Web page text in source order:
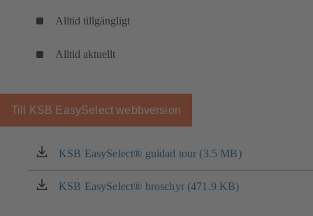
Alltid tillgängligt
Alltid aktuellt
Till KSB EasySelect webbversion
KSB EasySelect® guidad tour (3.5 MB)
(öppnas
i
en
KSB EasySelect® broschyr (471.9 KB)
(öppnas